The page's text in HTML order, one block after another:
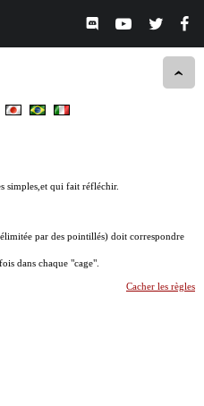
simples,et qui fait réfléchir.
par des pointillés) doit correspondre
dans chaque "cage".
Cacher les règles